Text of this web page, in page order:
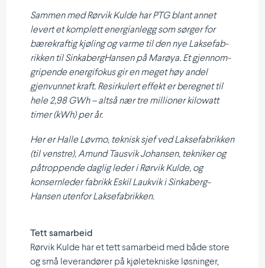
Sammen med Rørvik Kulde har PTG blant annet
levert et komplett energi­anlegg som sørger for
bærekraftig kjøling og varme til den nye Lakse­fab­
rikken til Sinka­berg­Hansen på Marøya. Et gjennom­
gri­pende energi­fokus gir en meget høy andel
gjenvunnet kraft. Resir­kulert effekt er beregnet til
hele 2,98 GWh – altså nær tre millioner kilowatt
timer (kWh) per år.
Her er Halle Løvmo, teknisk sjef ved Lakse­fab­rikken
(til venstre), Amund Tausvik Johansen, tekniker og
påtrop­pende daglig leder i Rørvik Kulde, og
konsern­leder fabrikk Eskil Laukvik i Sinka­berg­
Hansen utenfor Laksefabrikken.
Tett samarbeid
Rørvik Kulde har et tett samarbeid med både store
og små leveran­dører på kjøle­tek­niske løsninger,